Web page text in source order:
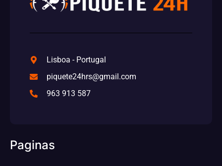
Lisboa - Portugal
piquete24hrs@gmail.com
963 913 587
Paginas